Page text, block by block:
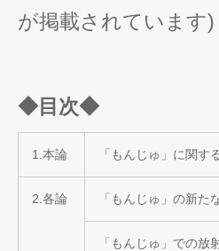
が掲載されています)
◆ 目次◆
1.本論 「もんじゅ」に関す
2.各論 「もんじゅ」の新
「もんじゅ」での